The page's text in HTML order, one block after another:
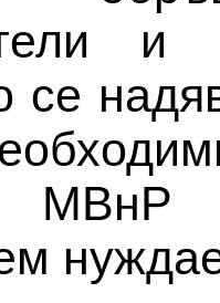
и
се
МВнР